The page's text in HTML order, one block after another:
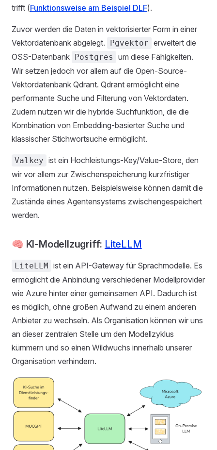
trifft (Funktionsweise am Beispiel DLF).
Zuvor werden die Daten in vektorisierter Form in einer
Vektordatenbank abgelegt.
Pgvektor erweitert die
OSS-Datenbank
Postgres
um diese Fähigkeiten.
Wir setzen jedoch vor allem auf die Open-Source-
Vektordatenbank Qdrant. Qdrant ermöglicht eine
performante Suche und Filterung von Vektordaten.
Zudem nutzen wir die hybride Suchfunktion, die die
Kombination von Embedding-basierter Suche und
klassischer Stichwortsuche ermöglicht.
Valkey ist ein Hochleistungs-Key/Value-Store, den
wir vor allem zur Zwischenspeicherung kurzfristiger
Informationen nutzen. Beispielsweise können damit die
Zustände eines Agentensystems zwischengespeichert
werden.
🧠 KI-Modellzugriff: LiteLLM
LiteLLM
ist ein API-Gateway für Sprachmodelle. Es
ermöglicht die Anbindung verschiedener Modellprovider
wie Azure hinter einer gemeinsamen API. Dadurch ist
es möglich, ohne großen Aufwand zu einem anderen
Anbieter zu wechseln. Als Organisation können wir uns
an dieser zentralen Stelle um den Modellzyklus
kümmern und so einen Wildwuchs innerhalb unserer
Organisation verhindern.